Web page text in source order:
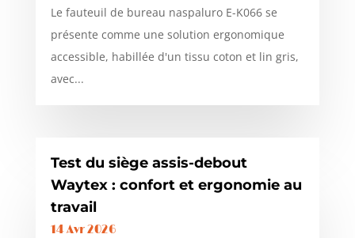
Le fauteuil de bureau naspaluro E-K066 se
présente comme une solution ergonomique
accessible, habillée d'un tissu coton et lin gris,
avec...
Test du siège assis-debout
Waytex : confort et ergonomie au
travail
14 Avr 2026